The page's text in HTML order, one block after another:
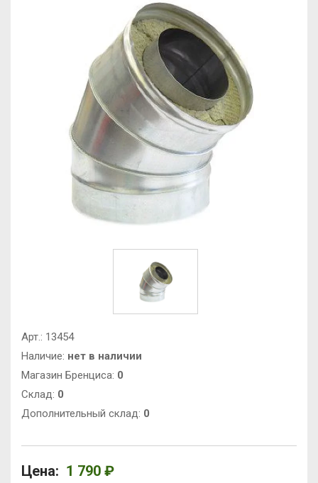
Арт.: 13454
Наличие: нет в наличии
Магазин Бренциса: 0
Cклад: 0
Дополнительный склад: 0
Цена: 1 790 ₽